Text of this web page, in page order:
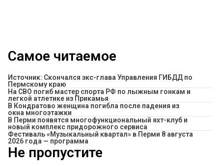
Самое читаемое
Источник: Скончался экс-глава Управления ГИБДД по
Пермскому краю
На СВО погиб мастер спорта РФ по лыжным гонкам и
легкой атлетике из Прикамья
В Кондратово женщина погибла после падения из
окна многоэтажки
В Перми появятся многофункциональный яхт-клуб и
новый комплекс придорожного сервиса
Фестиваль «Музыкальный квартал» в Перми 8 августа
2026 года — программа
Не пропустите